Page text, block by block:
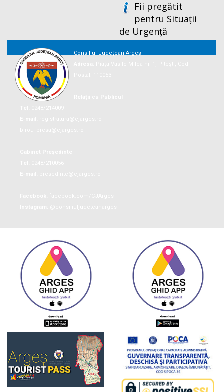
Fii pregătit
pentru Situații
de Urgență
Consiliul Județean Argeș